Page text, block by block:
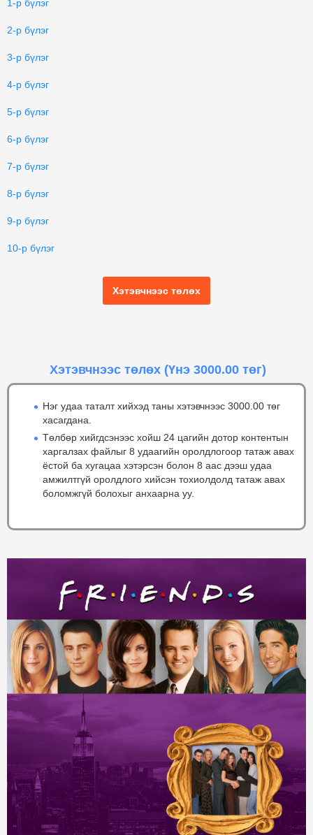
1-р бүлэг
2-р бүлэг
3-р бүлэг
4-р бүлэг
5-р бүлэг
6-р бүлэг
7-р бүлэг
8-р бүлэг
9-р бүлэг
10-р бүлэг
Хэтэвчнээс төлөх
Хэтэвчнээс төлөх (Үнэ 3000.00 төг)
Нэг удаа таталт хийхэд таны хэтэвчнээс 3000.00 төг
хасагдана.
Төлбөр хийгдсэнээс хойш 24 цагийн дотор контентын
харгалзах файлыг 8 удаагийн оролдлогоор татаж авах
ёстой ба хугацаа хэтэрсэн болон 8 аас дээш удаа
амжилтгүй оролдлого хийсэн тохиолдолд татаж авах
боломжгүй болохыг анхаарна уу.